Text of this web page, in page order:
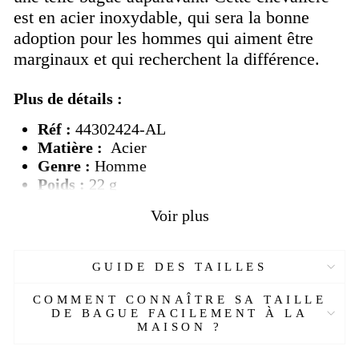
est en acier inoxydable, qui sera la bonne
adoption pour les hommes qui aiment être
marginaux et qui recherchent la différence.
Plus de détails :
Réf : 44302424-AL
Matière :
Acier
Genre : Homme
Poids : 22 g
Gris, jaune
Délais de livraison : 2 semaines
Voir plus
GUIDE DES TAILLES
COMMENT CONNAÎTRE SA TAILLE
DE BAGUE FACILEMENT À LA
MAISON ?